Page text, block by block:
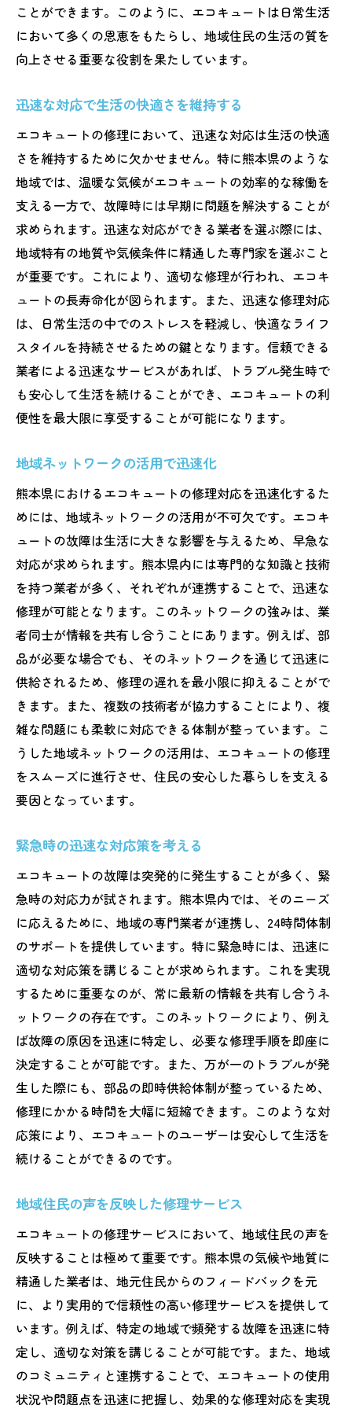
ことができます。このように、エコキュートは日常生活
において多くの恩恵をもたらし、地域住民の生活の質を
向上させる重要な役割を果たしています。
迅速な対応で生活の快適さを維持する
エコキュートの修理において、迅速な対応は生活の快適
さを維持するために欠かせません。特に熊本県のような
地域では、温暖な気候がエコキュートの効率的な稼働を
支える一方で、故障時には早期に問題を解決することが
求められます。迅速な対応ができる業者を選ぶ際には、
地域特有の地質や気候条件に精通した専門家を選ぶこと
が重要です。これにより、適切な修理が行われ、エコキ
ュートの長寿命化が図られます。また、迅速な修理対応
は、日常生活の中でのストレスを軽減し、快適なライフ
スタイルを持続させるための鍵となります。信頼できる
業者による迅速なサービスがあれば、トラブル発生時で
も安心して生活を続けることができ、エコキュートの利
便性を最大限に享受することが可能になります。
地域ネットワークの活用で迅速化
熊本県におけるエコキュートの修理対応を迅速化するた
めには、地域ネットワークの活用が不可欠です。エコキ
ュートの故障は生活に大きな影響を与えるため、早急な
対応が求められます。熊本県内には専門的な知識と技術
を持つ業者が多く、それぞれが連携することで、迅速な
修理が可能となります。このネットワークの強みは、業
者同士が情報を共有し合うことにあります。例えば、部
品が必要な場合でも、そのネットワークを通じて迅速に
供給されるため、修理の遅れを最小限に抑えることがで
きます。また、複数の技術者が協力することにより、複
雑な問題にも柔軟に対応できる体制が整っています。こ
うした地域ネットワークの活用は、エコキュートの修理
をスムーズに進行させ、住民の安心した暮らしを支える
要因となっています。
緊急時の迅速な対応策を考える
エコキュートの故障は突発的に発生することが多く、緊
急時の対応力が試されます。熊本県内では、そのニーズ
に応えるために、地域の専門業者が連携し、24時間体制
のサポートを提供しています。特に緊急時には、迅速に
適切な対応策を講じることが求められます。これを実現
するために重要なのが、常に最新の情報を共有し合うネ
ットワークの存在です。このネットワークにより、例え
ば故障の原因を迅速に特定し、必要な修理手順を即座に
決定することが可能です。また、万が一のトラブルが発
生した際にも、部品の即時供給体制が整っているため、
修理にかかる時間を大幅に短縮できます。このような対
応策により、エコキュートのユーザーは安心して生活を
続けることができるのです。
地域住民の声を反映した修理サービス
エコキュートの修理サービスにおいて、地域住民の声を
反映することは極めて重要です。熊本県の気候や地質に
精通した業者は、地元住民からのフィードバックを元
に、より実用的で信頼性の高い修理サービスを提供して
います。例えば、特定の地域で頻発する故障を迅速に特
定し、適切な対策を講じることが可能です。また、地域
のコミュニティと連携することで、エコキュートの使用
状況や問題点を迅速に把握し、効果的な修理対応を実現